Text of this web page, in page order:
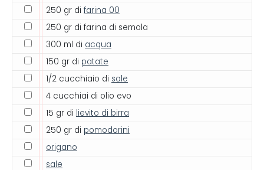
250 gr di farina 00
250 gr di farina di semola
300 ml di acqua
150 gr di patate
1/2 cucchiaio di sale
4 cucchiai di olio evo
15 gr di lievito di birra
250 gr di pomodorini
origano
sale